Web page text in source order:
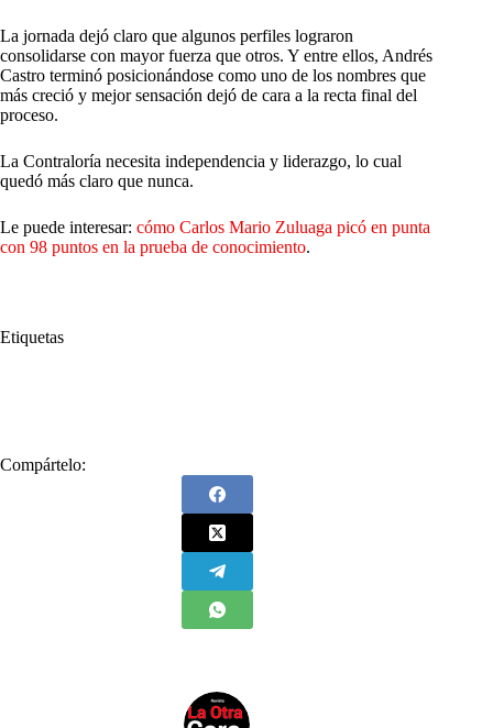
La jornada dejó claro que algunos perfiles lograron
consolidarse con mayor fuerza que otros. Y entre ellos, Andrés
Castro terminó posicionándose como uno de los nombres que
más creció y mejor sensación dejó de cara a la recta final del
proceso.
La Contraloría necesita independencia y liderazgo, lo cual
quedó más claro que nunca.
Le puede interesar: cómo Carlos Mario Zuluaga picó en punta
con 98 puntos en la prueba de conocimiento.
Etiquetas
Compártelo: